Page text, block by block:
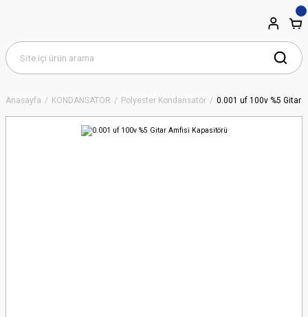
Anasayfa KONDANSATÖR Polyester Kondansatör 0.001 uf 100v %5 Gitar